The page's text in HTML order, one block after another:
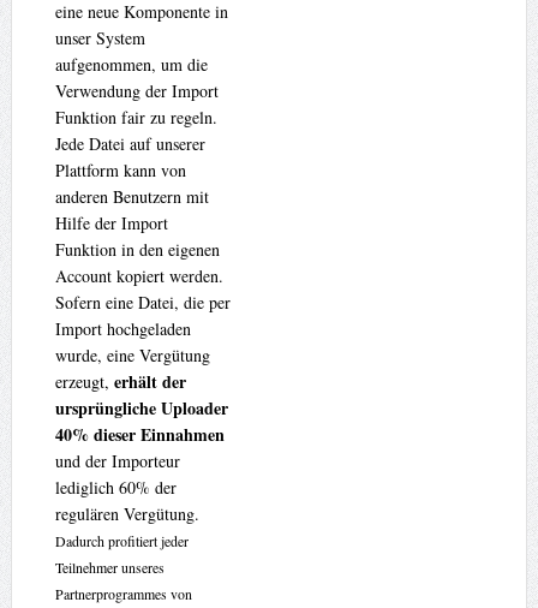
eine neue Komponente in
unser System
aufgenommen, um die
Verwendung der Import
Funktion fair zu regeln.
Jede Datei auf unserer
Plattform kann von
anderen Benutzern mit
Hilfe der Import
Funktion in den eigenen
Account kopiert werden.
Sofern eine Datei, die per
Import hochgeladen
wurde, eine Vergütung
erzeugt, erhält der
ursprüngliche Uploader
40% dieser Einnahmen
und der Importeur
lediglich 60% der
regulären Vergütung.
Dadurch profitiert jeder
Teilnehmer unseres
Partnerprogrammes von